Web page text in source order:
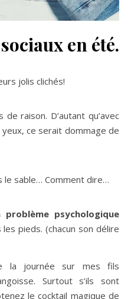
en été.
jolis clichés!
de raison. D’autant qu’avec
ce serait dommage de
le sable… Comment dire…
problème psychologique
les pieds. (chacun son délire
la journée sur mes fils
Surtout s’ils sont
le cocktail magique de